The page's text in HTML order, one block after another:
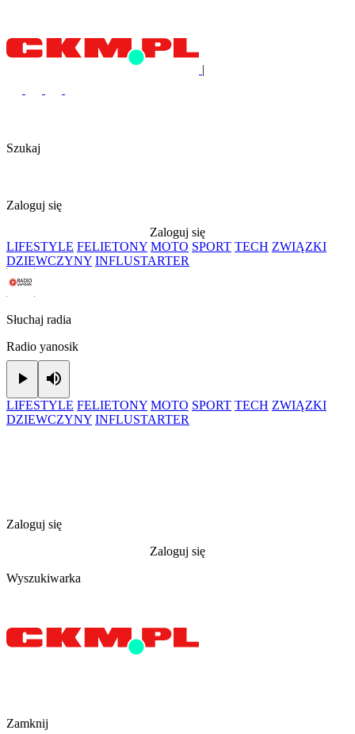
|
Szukaj
Zaloguj się
Zaloguj się
LIFESTYLE FELIETONY MOTO SPORT TECH ZWIĄZKI
DZIEWCZYNY INFLUSTARTER
Słuchaj radia
Radio yanosik
Play
LIFESTYLE FELIETONY MOTO SPORT TECH ZWIĄZKI
DZIEWCZYNY INFLUSTARTER
Zaloguj się
Zaloguj się
Wyszukiwarka
Zamknij